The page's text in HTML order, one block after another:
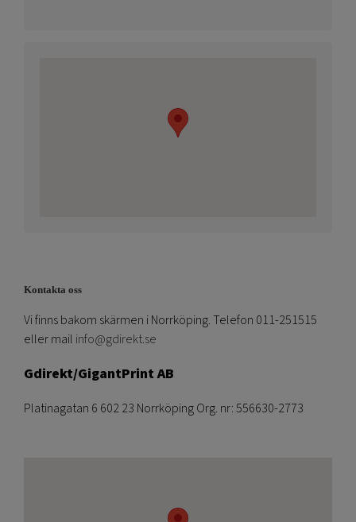
Kontakta oss
Vi finns bakom skärmen i Norrköping. Telefon 011-251515
eller mail info@gdirekt.se
Gdirekt/GigantPrint AB
Platinagatan 6 602 23 Norrköping Org. nr: 556630-2773